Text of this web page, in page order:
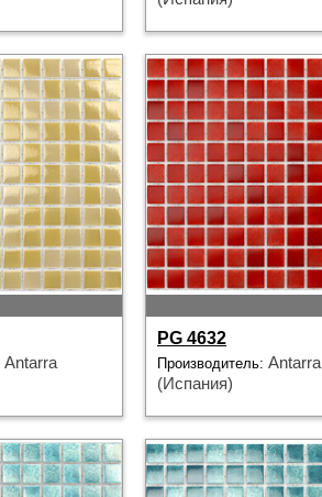
Antarra
PG 4632
Производитель: Antarra
(Испания)